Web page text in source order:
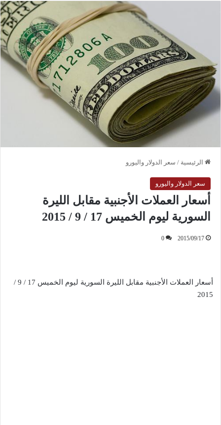
الرئيسية / سعر الدولار واليورو
سعر الدولار واليورو
أسعار العملات الأجنبية مقابل الليرة
السورية ليوم الخميس 17 / 9 / 2015
2015/09/17
0
أسعار العملات الأجنبية مقابل الليرة السورية ليوم الخميس 17 / 9 /
2015